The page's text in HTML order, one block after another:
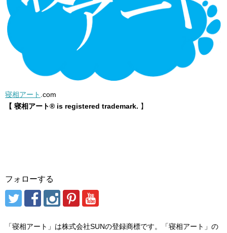
寝相アート .com
【 寝相アート® is registered trademark. 】
フォローする
「寝相アート」は株式会社SUNの登録商標です。「寝相アート」の